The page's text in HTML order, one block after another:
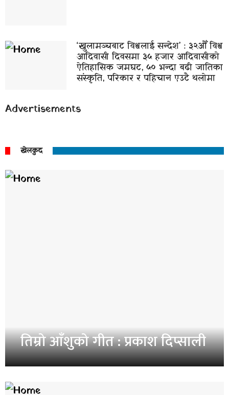
‘खुलामञ्चबाट विश्वलाई सन्देश’ : ३२औँ विश्व
आदिवासी दिवसमा ३५ हजार आदिवासीको
ऐतिहासिक जमघट, ५० भन्दा बढी जातिका
संस्कृति, परिकार र पहिचान एउटै थलोमा
Advertisements
खेलकुद
तिम्रो आँशुको गीत : प्रकाश दिप्साली